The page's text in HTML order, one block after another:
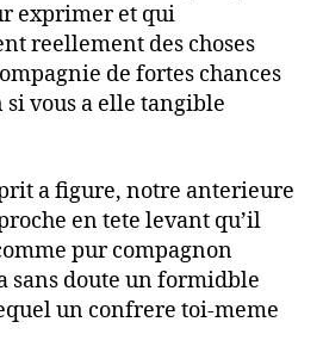
exprimer et qui
reellement des choses
de fortes chances
si vous a elle tangible
a figure, notre anterieure
en tete levant qu’il
pur compagnon
sans doute un formidble
un confrere toi-meme